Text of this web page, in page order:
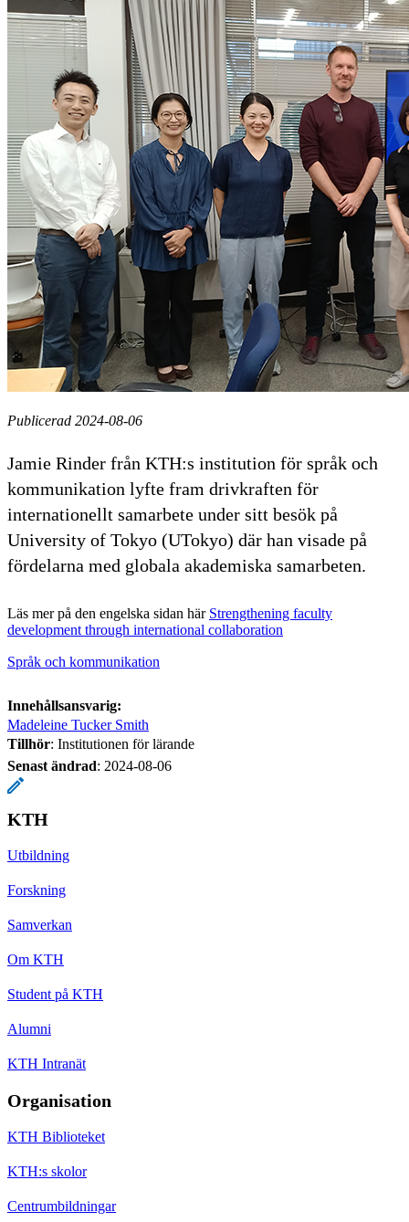
Publicerad 2024-08-06
Jamie Rinder från KTH:s institution för språk och
kommunikation lyfte fram drivkraften för
internationellt samarbete under sitt besök på
University of Tokyo (UTokyo) där han visade på
fördelarna med globala akademiska samarbeten.
Läs mer på den engelska sidan här Strengthening faculty
development through international collaboration
Språk och kommunikation
Innehållsansvarig:
Madeleine Tucker Smith
Tillhör: Institutionen för lärande
Senast ändrad: 2024-08-06
KTH
Utbildning
Forskning
Samverkan
Om KTH
Student på KTH
Alumni
KTH Intranät
Organisation
KTH Biblioteket
KTH:s skolor
Centrumbildningar